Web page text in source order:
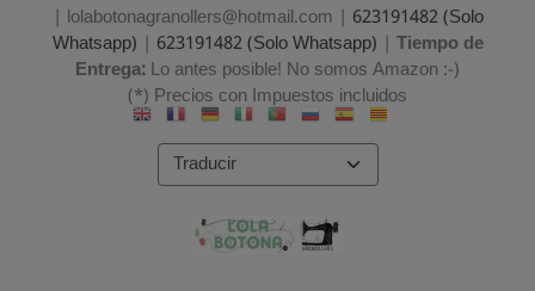
| lolabotonagranollers@hotmail.com | 623191482 (Solo
Whatsapp) | 623191482 (Solo Whatsapp) | Tiempo de
Entrega:Lo antes posible! No somos Amazon :-)
(*) Precios con Impuestos incluidos